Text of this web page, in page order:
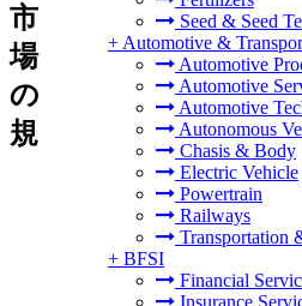
Seed & Seed
+ Automotive &
Automotive
Automotive
Automotive
Autonomous
Chasis & Body
Electric Vehicle
Powertrain
Railways
Transportation
+ BFSI
Financial
Insurance
市
場
の
規